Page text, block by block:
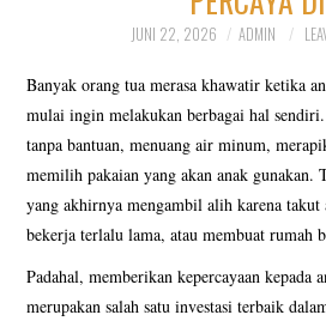
PERMAINAN EDUKATIF
KATALOG BALOK EDUKATIF
KATALOG PUZZLE
SYARAT DAN KETENTUAN
TESTIMONI
JUNI 22, 2026 ADMIN
Banyak orang tua merasa khawatir ketika
mulai ingin melakukan berbagai hal
tanpa bantuan, menuang air minum,
memilih pakaian yang akan anak gunakan.
yang akhirnya mengambil alih karena takut
bekerja terlalu lama, atau membuat rumah
Padahal, memberikan kepercayaan kepada
merupakan salah satu investasi terbaik